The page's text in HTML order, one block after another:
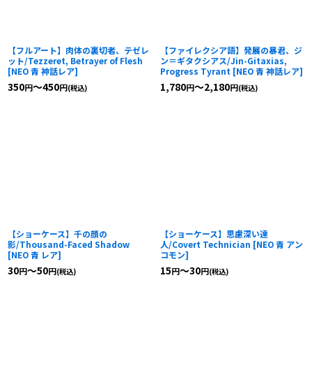
【フルアート】肉体の裏切者、テゼレ
ット/Tezzeret, Betrayer of Flesh
[NEO 青 神話レア]
350円～450円(税込)
【ファイレクシア語】発展の暴君、ジ
ン＝ギタクシアス/Jin-Gitaxias,
Progress Tyrant [NEO 青 神話レア]
1,780円～2,180円(税込)
【ショーケース】千の顔の
影/Thousand-Faced Shadow
[NEO 青 レア]
30円～50円(税込)
【ショーケース】思慮深い達
人/Covert Technician [NEO 青 アン
コモン]
15円～30円(税込)